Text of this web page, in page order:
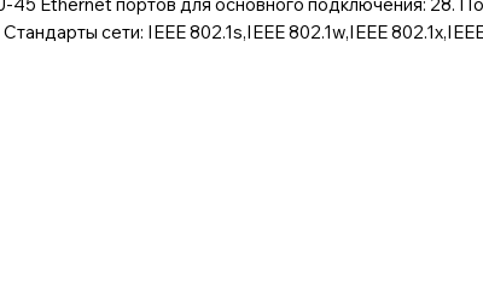
сети: IEEE 802.1s,IEEE 802.1w,IEEE